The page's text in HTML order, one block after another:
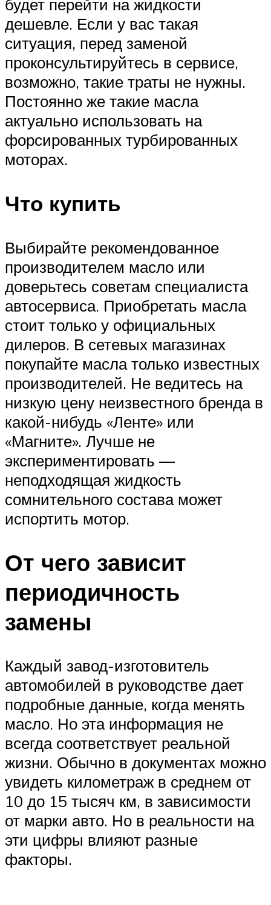
будет перейти на жидкости
дешевле. Если у вас такая
ситуация, перед заменой
проконсультируйтесь в сервисе,
возможно, такие траты не нужны.
Постоянно же такие масла
актуально использовать на
форсированных турбированных
моторах.
Что купить
Выбирайте рекомендованное
производителем масло или
доверьтесь советам специалиста
автосервиса. Приобретать масла
стоит только у официальных
дилеров. В сетевых магазинах
покупайте масла только известных
производителей. Не ведитесь на
низкую цену неизвестного бренда в
какой-нибудь «Ленте» или
«Магните». Лучше не
экспериментировать —
неподходящая жидкость
сомнительного состава может
испортить мотор.
От чего зависит
периодичность
замены
Каждый завод-изготовитель
автомобилей в руководстве дает
подробные данные, когда менять
масло. Но эта информация не
всегда соответствует реальной
жизни. Обычно в документах можно
увидеть километраж в среднем от
10 до 15 тысяч км, в зависимости
от марки авто. Но в реальности на
эти цифры влияют разные
факторы.